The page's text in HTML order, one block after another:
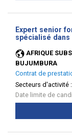
Expert senior
spécialisé dans
AFRIQUE
BUJUMBURA
Contrat de
Secteurs d'activité :
Date limite de